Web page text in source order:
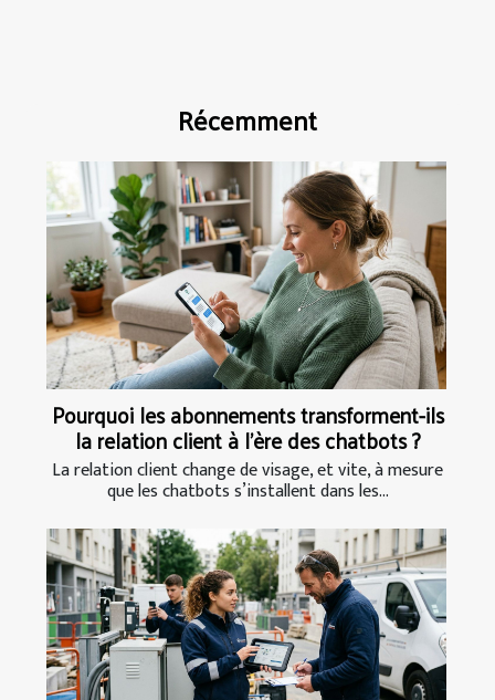
Récemment
Pourquoi les abonnements transforment-ils
la relation client à l’ère des chatbots ?
La relation client change de visage, et vite, à mesure
que les chatbots s’installent dans les...